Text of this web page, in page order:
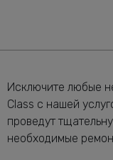
Исключите любые
Class с нашей
проведут
необходимые